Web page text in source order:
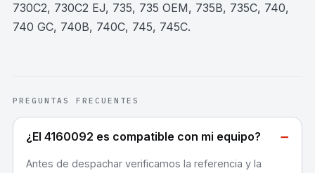
730C2, 730C2 EJ, 735, 735 OEM, 735B, 735C, 740,
740 GC, 740B, 740C, 745, 745C.
PREGUNTAS FRECUENTES
¿El 4160092 es compatible con mi equipo? −
Antes de despachar verificamos la referencia y la